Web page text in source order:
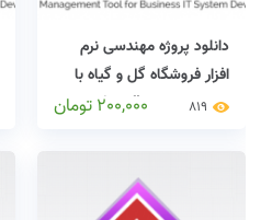
دانلود پروژه مهندسی نرم
افزار فروشگاه گل و گیاه با
ویژوال پارادایم(visual
819
200,000 تومان